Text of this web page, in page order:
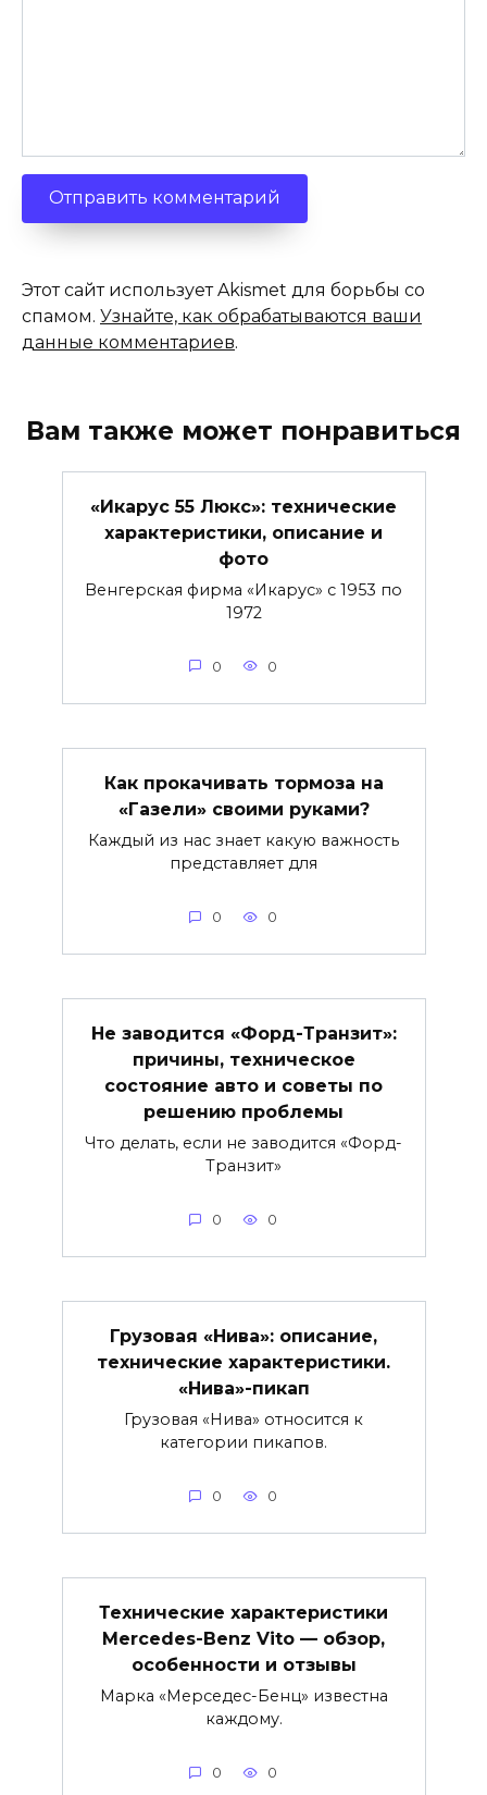
Этот сайт использует Akismet для борьбы со
спамом. Узнайте, как обрабатываются ваши
данные комментариев.
Вам также может понравиться
«Икарус 55 Люкс»: технические
характеристики, описание и
фото
Венгерская фирма «Икарус» с 1953 по
1972
0 0
Как прокачивать тормоза на
«Газели» своими руками?
Каждый из нас знает какую важность
представляет для
0 0
Не заводится «Форд-Транзит»:
причины, техническое
состояние авто и советы по
решению проблемы
Что делать, если не заводится «Форд-
Транзит»
0 0
Грузовая «Нива»: описание,
технические характеристики.
«Нива»-пикап
Грузовая «Нива» относится к
категории пикапов.
0 0
Технические характеристики
Mercedes-Benz Vito — обзор,
особенности и отзывы
Марка «Мерседес-Бенц» известна
каждому.
0 0